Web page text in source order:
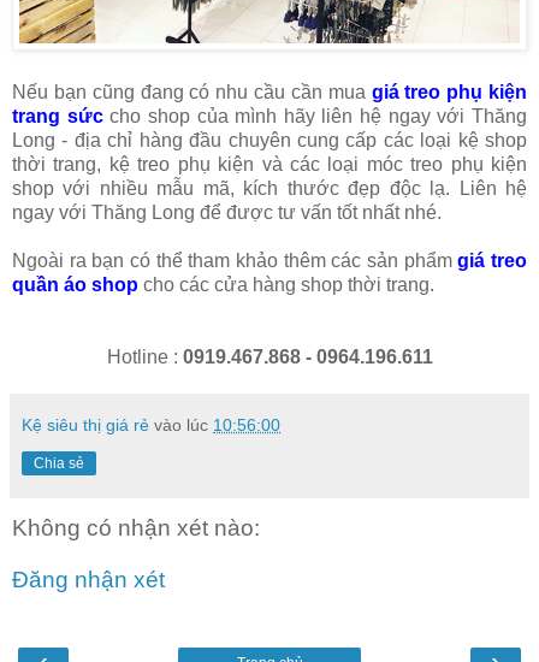
Nếu bạn cũng đang có nhu cầu cần mua giá treo phụ kiện
trang sứccho shop của mình hãy liên hệ ngay với Thăng
Long - địa chỉ hàng đầu chuyên cung cấp các loại kệ shop
thời trang, kệ treo phụ kiện và các loại móc treo phụ kiện
shop với nhiều mẫu mã, kích thước đẹp độc lạ. Liên hệ
ngay với Thăng Long để được tư vấn tốt nhất nhé.
Ngoài ra bạn có thể tham khảo thêmcác sản phẩm giá treo
quần áo shop cho các cửa hàng shop thời trang.
Hotline : 0919.467.868 - 0964.196.611
Kệ siêu thị giá rẻ vào lúc 10:56:00
Chia sẻ
Không có nhận xét nào:
Đăng nhận xét